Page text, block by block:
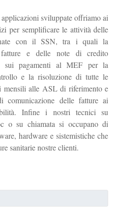
sviluppate offriamo ai
per semplificare le attività delle
con il SSN, tra i quali la
e delle note di credito
sui pagamenti al MEF per la
e la risoluzione di tutte le
mensili alle ASL di riferimento e
comunicazione delle fatture ai
Infine i nostri tecnici su
o su chiamata si occupano di
hardware e sistemistiche che
sanitarie nostre clienti.